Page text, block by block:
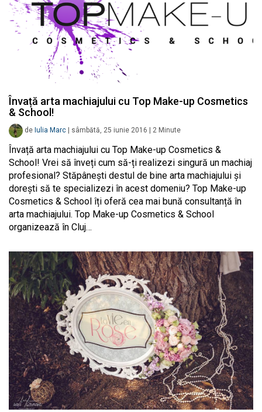
Învață arta machiajului cu Top Make-up Cosmetics
& School!
de Iulia Marc sâmbătă, 25 iunie 2016 2 Minute
Învață arta machiajului cu Top Make-up Cosmetics &
School! Vrei să înveți cum să-ți realizezi singură un machiaj
profesional? Stăpânești destul de bine arta machiajului și
dorești să te specializezi în acest domeniu? Top Make-up
Cosmetics & School îți oferă cea mai bună consultanță în
arta machiajului. Top Make-up Cosmetics & School
organizează în Cluj…